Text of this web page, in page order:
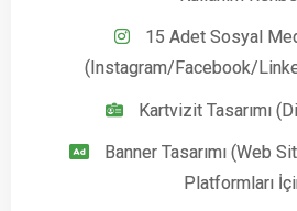
15 Adet Sosyal
(Instagram/Facebook/
Kartvizit Tasarımı
Banner Tasarımı (Web
Platformları